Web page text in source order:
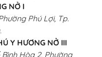
NỞ I
Phú Lợi, Tp.
Y HƯƠNG NỞ III
Bình Hòa 2, Phường